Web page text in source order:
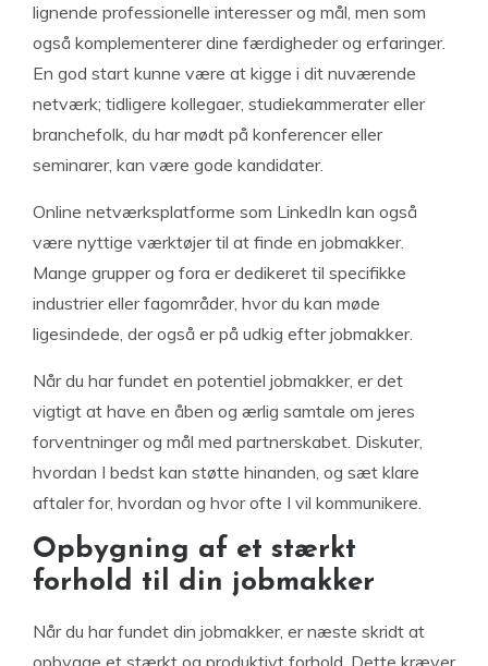
lignende professionelle interesser og mål, men som
også komplementerer dine færdigheder og erfaringer.
En god start kunne være at kigge i dit nuværende
netværk; tidligere kollegaer, studiekammerater eller
branchefolk, du har mødt på konferencer eller
seminarer, kan være gode kandidater.
Online netværksplatforme som LinkedIn kan også
være nyttige værktøjer til at finde en jobmakker.
Mange grupper og fora er dedikeret til specifikke
industrier eller fagområder, hvor du kan møde
ligesindede, der også er på udkig efter jobmakker.
Når du har fundet en potentiel jobmakker, er det
vigtigt at have en åben og ærlig samtale om jeres
forventninger og mål med partnerskabet. Diskuter,
hvordan I bedst kan støtte hinanden, og sæt klare
aftaler for, hvordan og hvor ofte I vil kommunikere.
Opbygning af et stærkt
forhold til din jobmakker
Når du har fundet din jobmakker, er næste skridt at
opbygge et stærkt og produktivt forhold. Dette kræver